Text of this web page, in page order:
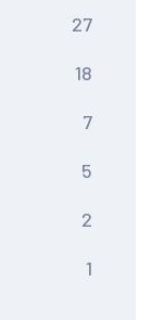
27
18
7
5
2
1